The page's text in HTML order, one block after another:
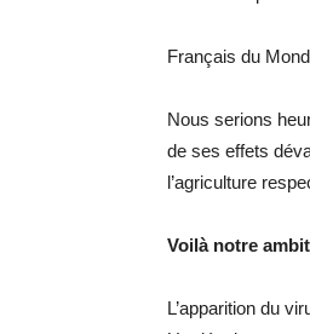
Français du
Nous serions
de ses effets
l’agriculture
Voilà notre
L’apparition du